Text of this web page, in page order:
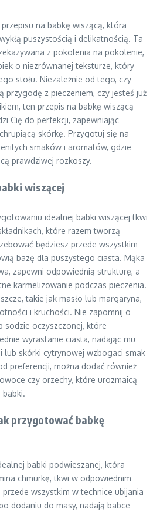
na babkę wiszącą, która
puszystością i delikatnością. Ta
z pokolenia na pokolenie,
o niezrównanej teksturze, który
stołu. Niezależnie od tego, czy
przygodę z pieczeniem, czy jesteś już
ten przepis na babkę wiszącą
Cię do perfekcji, zapewniając
skórkę. Przygotuj się na
smaków i aromatów, gdzie
prawdziwej rozkoszy.
wiszącej
idealnej babki wiszącej tkwi
które razem tworzą
będziesz przede wszystkim
bazę dla puszystego ciasta. Mąka
zapewni odpowiednią strukturę, a
karmelizowanie podczas pieczenia.
takie jak masło lub margaryna,
i kruchości. Nie zapomnij o
sodzie oczyszczonej, które
wyrastanie ciasta, nadając mu
lub skórki cytrynowej wzbogaci smak
preferencji, można dodać również
czy orzechy, które urozmaicą
przygotować babkę
babki podwieszanej, która
chmurkę, tkwi w odpowiednim
wszystkim w technice ubijania
dodaniu do masy, nadają babce